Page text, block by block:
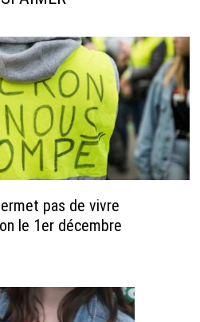
pas de vivre
le 1er décembre